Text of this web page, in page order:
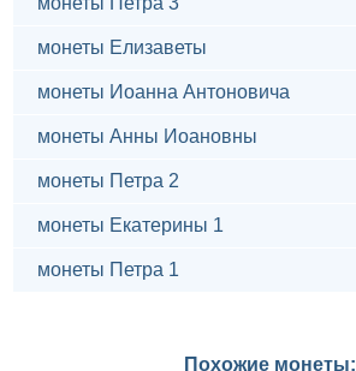
монеты Елизаветы
монеты Иоанна Антоновича
монеты Анны Иоановны
монеты Петра 2
монеты Екатерины 1
монеты Петра 1
Похожие монеты: